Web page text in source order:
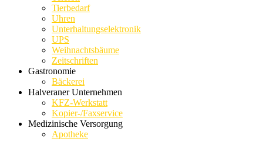
Tierbedarf
Uhren
Unterhaltungselektronik
UPS
Weihnachtsbäume
Zeitschriften
Gastronomie
Bäckerei
Halveraner Unternehmen
KFZ-Werkstatt
Kopier-/Faxservice
Medizinische Versorgung
Apotheke